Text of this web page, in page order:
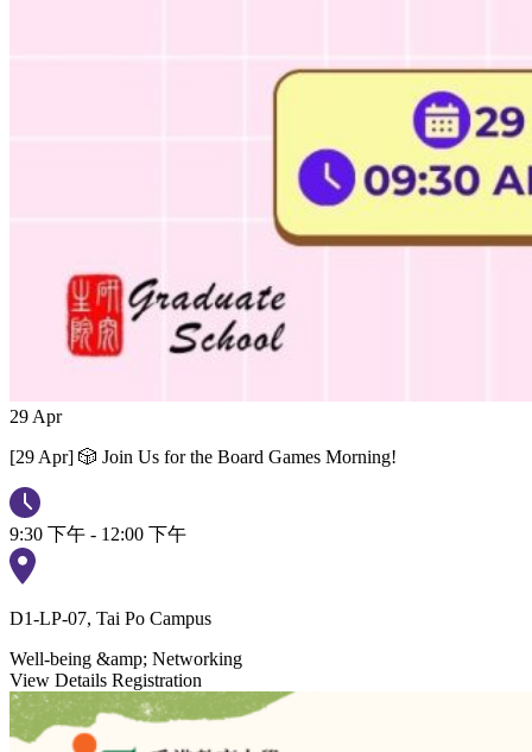
29 Apr
[29 Apr] 🎲 Join Us for the Board Games Morning!
9:30 下午 - 12:00 下午
D1-LP-07, Tai Po Campus
Well-being &amp; Networking
View Details Registration